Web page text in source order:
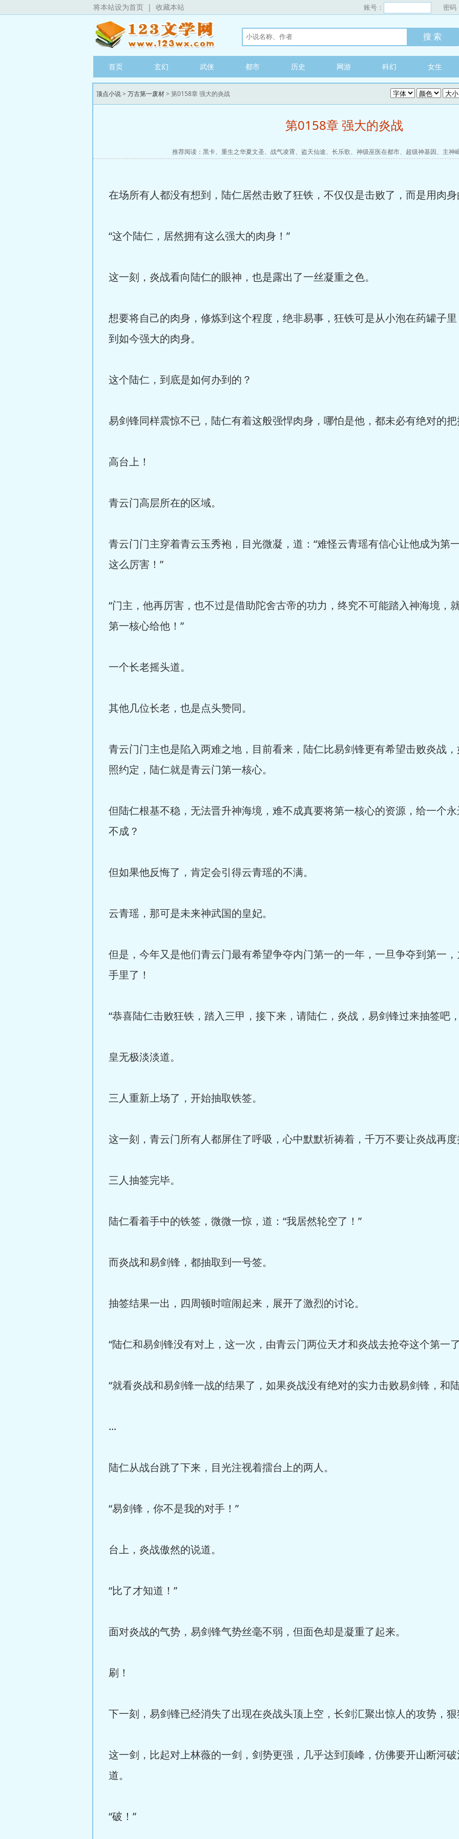
将本站设为首页 | 收藏本站 账号： 密码
首页 玄幻 武侠 都市 历史 网游 科幻 女生
顶点小说> 万古第一废材> 第0158章 强大的炎战
第0158章 强大的炎战
推荐阅读： 黑卡、 重生之华夏文圣、 战气凌霄、 盗天仙途、 长乐歌、 神级巫医在都市、 超级神基因、 主神
在场所有人都没有想到，陆仁居然击败了狂铁，不仅仅是击败了，而是用肉
“这个陆仁，居然拥有这么强大的肉身！”
这一刻，炎战看向陆仁的眼神，也是露出了一丝凝重之色。
想要将自己的肉身，修炼到这个程度，绝非易事，狂铁可是从小泡在药罐子
到如今强大的肉身。
这个陆仁，到底是如何办到的？
易剑锋同样震惊不已，陆仁有着这般强悍肉身，哪怕是他，都未必有绝对的
高台上！
青云门高层所在的区域。
青云门门主穿着青云玉秀袍，目光微凝，道：“难怪云青瑶有信心让他成为第
这么厉害！”
“门主，他再厉害，也不过是借助陀舍古帝的功力，终究不可能踏入神海境，
第一核心给他！”
一个长老摇头道。
其他几位长老，也是点头赞同。
青云门门主也是陷入两难之地，目前看来，陆仁比易剑锋更有希望击败炎战
照约定，陆仁就是青云门第一核心。
但陆仁根基不稳，无法晋升神海境，难不成真要将第一核心的资源，给一个
不成？
但如果他反悔了，肯定会引得云青瑶的不满。
云青瑶，那可是未来神武国的皇妃。
但是，今年又是他们青云门最有希望争夺内门第一的一年，一旦争夺到第一
手里了！
“恭喜陆仁击败狂铁，踏入三甲，接下来，请陆仁，炎战，易剑锋过来抽签吧
皇无极淡淡道。
三人重新上场了，开始抽取铁签。
这一刻，青云门所有人都屏住了呼吸，心中默默祈祷着，千万不要让炎战再
三人抽签完毕。
陆仁看着手中的铁签，微微一惊，道：“我居然轮空了！”
而炎战和易剑锋，都抽取到一号签。
抽签结果一出，四周顿时喧闹起来，展开了激烈的讨论。
“陆仁和易剑锋没有对上，这一次，由青云门两位天才和炎战去抢夺这个第一
“就看炎战和易剑锋一战的结果了，如果炎战没有绝对的实力击败易剑锋，和
...
陆仁从战台跳了下来，目光注视着擂台上的两人。
“易剑锋，你不是我的对手！”
台上，炎战傲然的说道。
“比了才知道！”
面对炎战的气势，易剑锋气势丝毫不弱，但面色却是凝重了起来。
刷！
下一刻，易剑锋已经消失了出现在炎战头顶上空，长剑汇聚出惊人的攻势，
这一剑，比起对上林薇的一剑，剑势更强，几乎达到顶峰，仿佛要开山断河
道。
“破！”